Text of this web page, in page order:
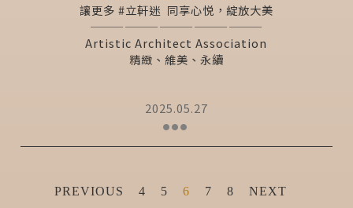
讓更多 #立軒迷 ​ 同享心悦，綻放大美
———————————————
Artistic Architect Association
精緻、維美、永續
2025.05.27
PREVIOUS 4 5 6 7 8 NEXT